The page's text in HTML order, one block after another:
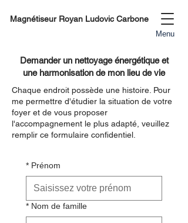
Magnétiseur Royan Ludovic Carbone
Menu
Demander un nettoyage énergétique et
une harmonisation de mon lieu de vie
Chaque endroit possède une histoire. Pour
me permettre d'étudier la situation de votre
foyer et de vous proposer
l'accompagnement le plus adapté, veuillez
remplir ce formulaire confidentiel.
* Prénom
* Nom de famille